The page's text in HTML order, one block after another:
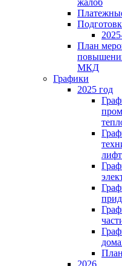
жалоб
План
МКД
Графики
2025 год
2026